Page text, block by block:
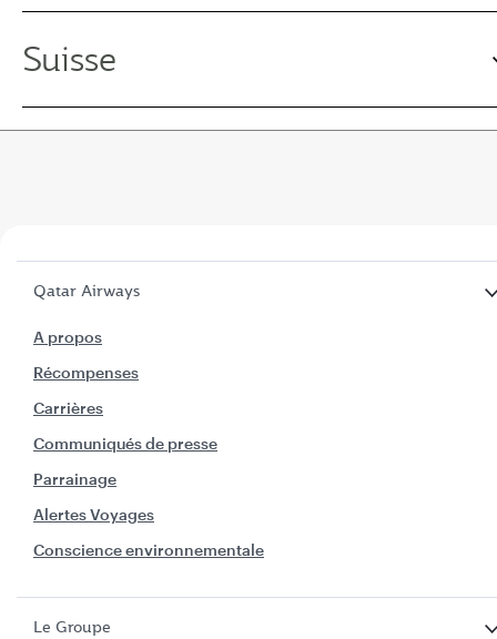
Suisse
Qatar Airways
A propos
Récompenses
Carrières
Communiqués de presse
Parrainage
Alertes Voyages
Conscience environnementale
Le Groupe